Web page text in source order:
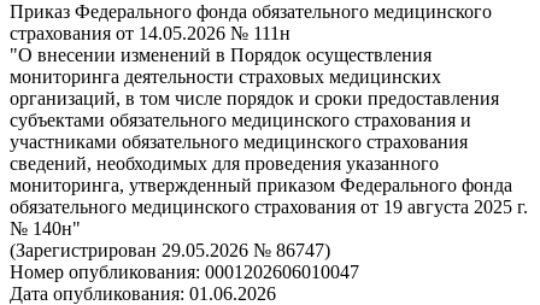
Приказ Федерального фонда обязательного медицинского
страхования от 14.05.2026 № 111н
"О внесении изменений в Порядок осуществления
мониторинга деятельности страховых медицинских
организаций, в том числе порядок и сроки предоставления
субъектами обязательного медицинского страхования и
участниками обязательного медицинского страхования
сведений, необходимых для проведения указанного
мониторинга, утвержденный приказом Федерального фонда
обязательного медицинского страхования от 19 августа 2025 г.
№ 140н"
(Зарегистрирован 29.05.2026 № 86747)
Номер опубликования: 0001202606010047
Дата опубликования: 01.06.2026